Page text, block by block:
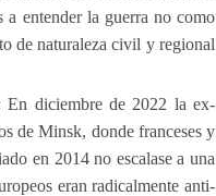
a entender la guerra no como
de naturaleza civil y regional
En diciembre de 2022 la ex-
de Minsk, donde franceses y
en 2014 no escalase a una
eran radicalmente anti-